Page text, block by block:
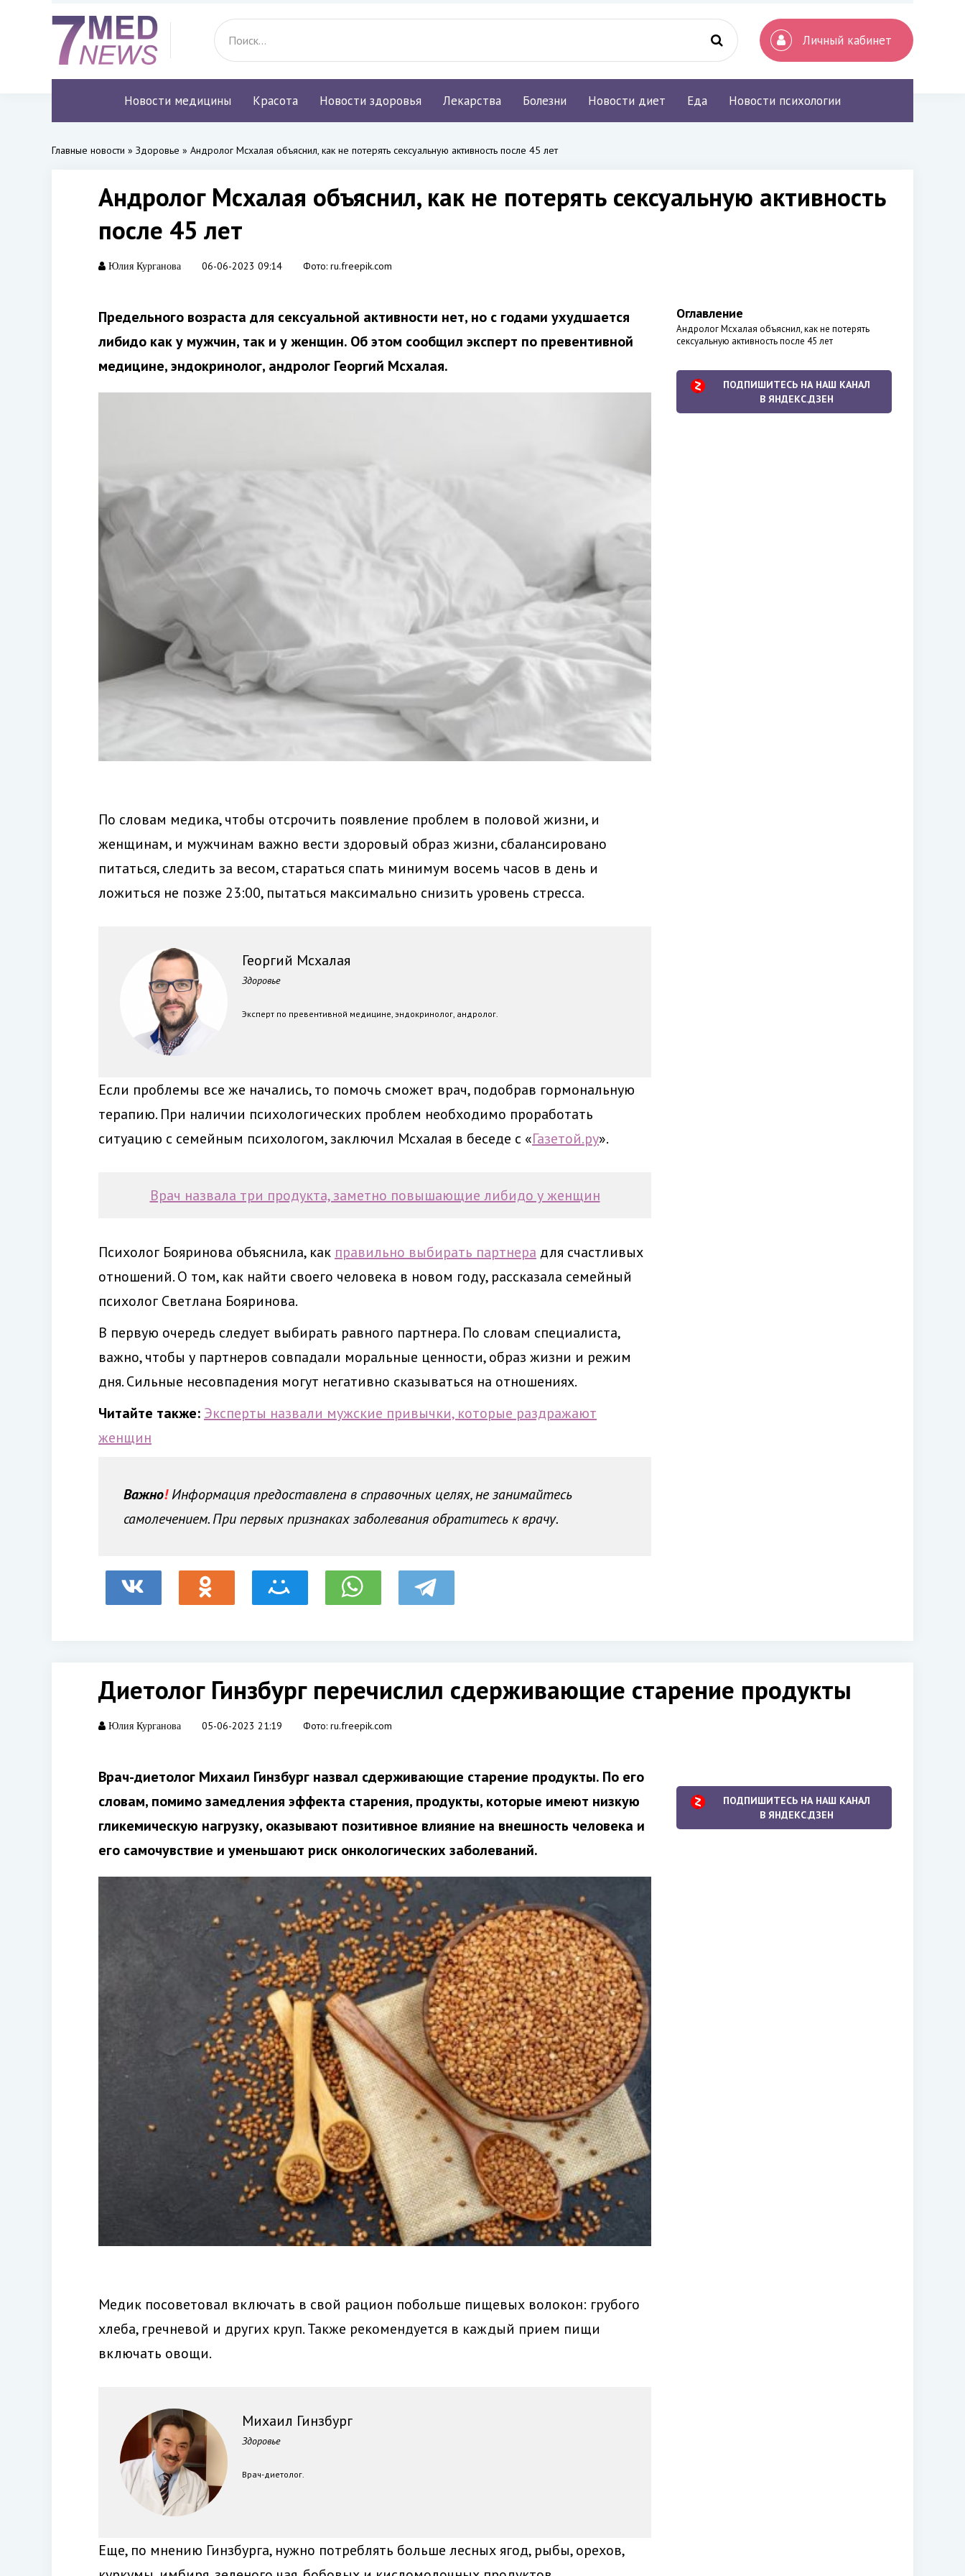
Личный кабинет
Новости медицины Красота Новости здоровья Лекарства Болезни Новости диет Еда Новости психологии
Главные новости » Здоровье » Андролог Мсхалая объяснил, как не потерять сексуальную активность после 45 лет
Андролог Мсхалая объяснил, как не потерять сексуальную активность
после 45 лет
Юлия Курганова 06-06-2023 09:14 Фото: ru.freepik.com
Предельного возраста для сексуальной активности нет, но с годами ухудшается
либидо как у мужчин, так и у женщин. Об этом сообщил эксперт по превентивной
медицине, эндокринолог, андролог Георгий Мсхалая.
По словам медика, чтобы отсрочить появление проблем в половой жизни, и
женщинам, и мужчинам важно вести здоровый образ жизни, сбалансировано
питаться, следить за весом, стараться спать минимум восемь часов в день и
ложиться не позже 23:00, пытаться максимально снизить уровень стресса.
Георгий Мсхалая
Здоровье
Эксперт по превентивной медицине, эндокринолог, андролог.
Если проблемы все же начались, то помочь сможет врач, подобрав гормональную
терапию. При наличии психологических проблем необходимо проработать
ситуацию с семейным психологом, заключил Мсхалая в беседе с «Газетой.ру».
Врач назвала три продукта, заметно повышающие либидо у женщин
Психолог Бояринова объяснила, как правильно выбирать партнера для счастливых
отношений. О том, как найти своего человека в новом году, рассказала семейный
психолог Светлана Бояринова.
В первую очередь следует выбирать равного партнера. По словам специалиста,
важно, чтобы у партнеров совпадали моральные ценности, образ жизни и режим
дня. Сильные несовпадения могут негативно сказываться на отношениях.
Читайте также: Эксперты назвали мужские привычки, которые раздражают
женщин
Важно!Информация предоставлена в справочных целях, не занимайтесь
самолечением. При первых признаках заболевания обратитесь к врачу.
Оглавление
Андролог Мсхалая объяснил, как не потерять
сексуальную активность после 45 лет
ПОДПИШИТЕСЬ НА НАШ КАНАЛ
В ЯНДЕКС.ДЗЕН
Диетолог Гинзбург перечислил сдерживающие старение продукты
Юлия Курганова 05-06-2023 21:19 Фото: ru.freepik.com
Врач-диетолог Михаил Гинзбург назвал сдерживающие старение продукты. По его
словам, помимо замедления эффекта старения, продукты, которые имеют низкую
гликемическую нагрузку, оказывают позитивное влияние на внешность человека и
его самочувствие и уменьшают риск онкологических заболеваний.
Медик посоветовал включать в свой рацион побольше пищевых волокон: грубого
хлеба, гречневой и других круп. Также рекомендуется в каждый прием пищи
включать овощи.
Михаил Гинзбург
Здоровье
Врач-диетолог.
Еще, по мнению Гинзбурга, нужно потреблять больше лесных ягод, рыбы, орехов,
ПОДПИШИТЕСЬ НА НАШ КАНАЛ
В ЯНДЕКС.ДЗЕН